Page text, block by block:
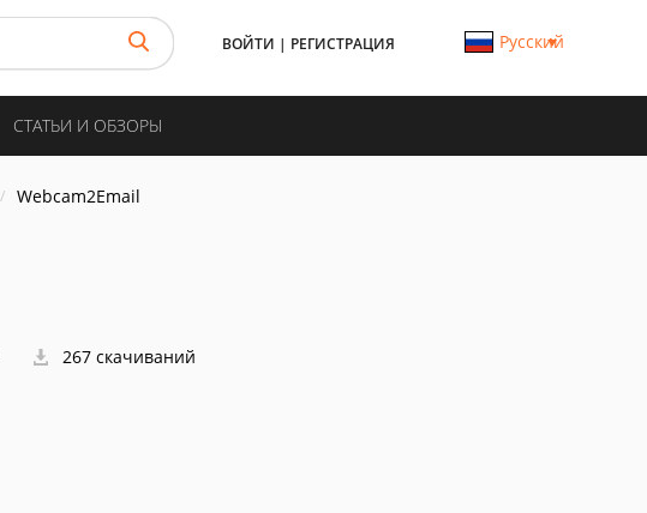
ВОЙТИ | РЕГИСТРАЦИЯ Русский
СТАТЬИ И ОБЗОРЫ
Webcam2Email
267 скачиваний